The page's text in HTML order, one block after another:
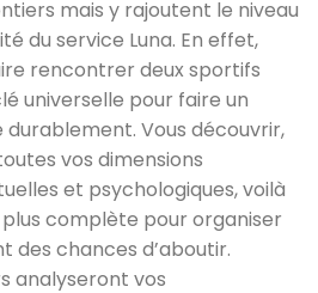
mais y rajoutent le niveau
du service Luna. En effet,
rencontrer deux sportifs
universelle pour faire un
Vous découvrir,
vos dimensions
et psychologiques, voilà
complète pour organiser
des chances d’aboutir.
analyseront vos